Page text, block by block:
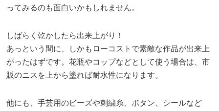
ってみるのも面白いかもしれません。
しばらく乾かしたら出来上がり！
あっという間に、しかもローコストで素敵な作品が出来上
がったはずです。花瓶やコップなどとして使う場合は、市
販のニスを上から塗れば耐水性になります。
他にも、手芸用のビーズや刺繍糸、ボタン、シールなど